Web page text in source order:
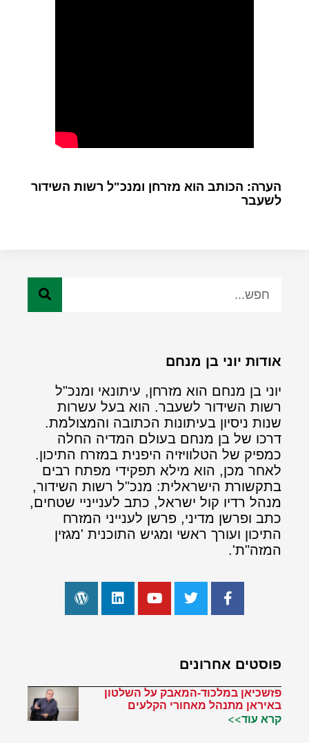
הערה: הכותב הוא מזרחן ומנכ"ל רשות השידור
לשעבר
אודות יוני בן מנחם
יוני בן מנחם הוא מזרחן, עיתונאי ומנכ"ל
רשות השידור לשעבר. הוא בעל עשרות
שנות ניסיון בעיתונות הכתובה והמצולמת.
דרכו של בן מנחם בעולם המדיה החלה
כמפיק של הטלוויזיה היפנית במזרח התיכון.
לאחר מכן, הוא מילא תפקידי מפתח רבים
בתקשורת הישראלית: מנכ"ל רשות השידור,
מנהל רדיו קול ישראל, כתב לענייניי שטחים,
כתב ופרשן מדיני, פרשן לענייני המזרח
התיכון ועורך ראשי ומגיש התוכנית 'מגזין
המזה"ת'.
פוסטים אחרונים
פזשכיאן במלכוד-המאבק על השלטון
באיראן מתנהל מאחורי הקלעים
קרא עוד>>